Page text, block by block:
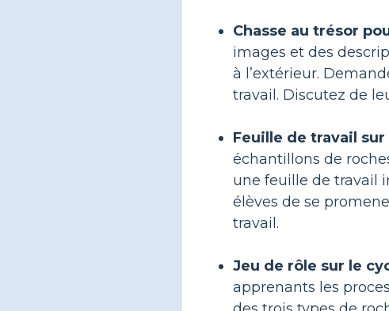
Chasse au trésor
images et des
à l’extérieur.
travail. Discutez de
Feuille de travail
échantillons de
une feuille de travail
élèves de se
travail.
Jeu de rôle sur le
apprenants les